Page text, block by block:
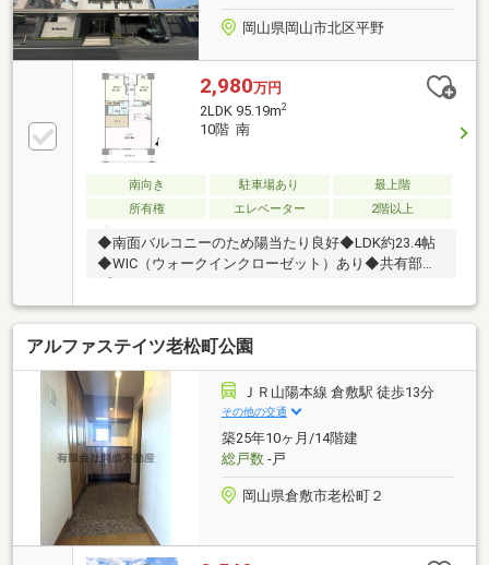
岡山県岡山市北区平野
2,980万円
2LDK 95.19m2
10階 南
南向き 駐車場あり
最上階
所有権
エレベーター 2階以上
◆南面バルコニーのため陽当たり良好◆LDK約23.4帖
◆WIC（ウォークインクローゼット）あり◆共有部
＝＝＝＝＝＝＝＝＝＝＝＝＝＝＝＝＝≪交通アクセス
≫JR山陽本線 庭瀬駅 徒歩11分≪周辺施設≫岡山市立
吉備小学校まで1040m 徒歩13分岡山市立吉備中学校ま
で1180m 徒歩15分マルナカ庭瀬店まで320m 徒歩4分
＝＝＝＝＝＝＝＝＝＝＝＝＝＝＝＝＝＝＝＝＝＝＝＝
＝＝＝＝＝＝＝＝＝物件に関するご質問やご案内予約
は、担当：大島までお気軽にお問合せください♪（通
話無料：0120-086-237）
アルファステイツ老松町公園
ＪＲ山陽本線 倉敷駅 徒歩13分
その他の交通
築25年10ヶ月/14階建
総戸数-戸
岡山県倉敷市老松町２